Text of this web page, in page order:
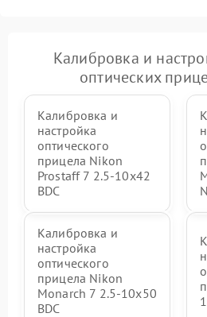
Калибровка и
оптических
Калибровка и
настройка
оптического
прицела Nikon
Prostaff 7 2.5-10x42
BDC
Калибровка и
настройка
оптического
прицела Nikon
Monarch 7 2.5-10x50
BDC